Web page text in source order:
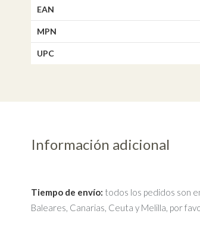
EAN
MPN
UPC
Información adicional
Tiempo de envío: todos los pedidos son
Baleares, Canarias, Ceuta y Melilla, por